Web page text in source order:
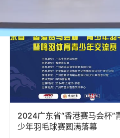
体育
2024广东省“香港赛马会杯”
少年羽毛球赛圆满落幕